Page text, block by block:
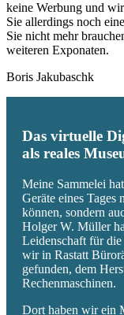
keine Werbung und
Sie allerdings noch
Sie nicht mehr
weiteren Exponaten.
Boris Jakubaschk
Das virtuelle
als reales
Meine Sammelei
Geräte eines Tages
können, sondern
Holger W. Müller
Leidenschaft für
wir in Rastatt
gefunden, dem
Rechenmaschinen.
Dort haben wir ein